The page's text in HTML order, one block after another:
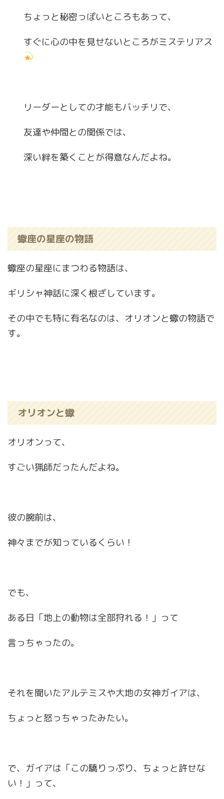
ちょっと秘密っぽいところもあって、
すぐに心の中を見せないところがミステリアス
リーダーとしての才能もバッチリで、
友達や仲間との関係では、
深い絆を築くことが得意なんだよね。
蠍座の星座の物語
蠍座の星座にまつわる物語は、
ギリシャ神話に深く根ざしています。
その中でも特に有名なのは、オリオンと蠍の物語で
す。
オリオンと蠍
オリオンって、
すごい猟師だったんだよね。
彼の腕前は、
神々までが知っているくらい！
でも、
ある日「地上の動物は全部狩れる！」って
言っちゃったの。
それを聞いたアルテミスや大地の女神ガイアは、
ちょっと怒っちゃったみたい。
で、ガイアは「この驕りっぷり、ちょっと許せな
い！」って、